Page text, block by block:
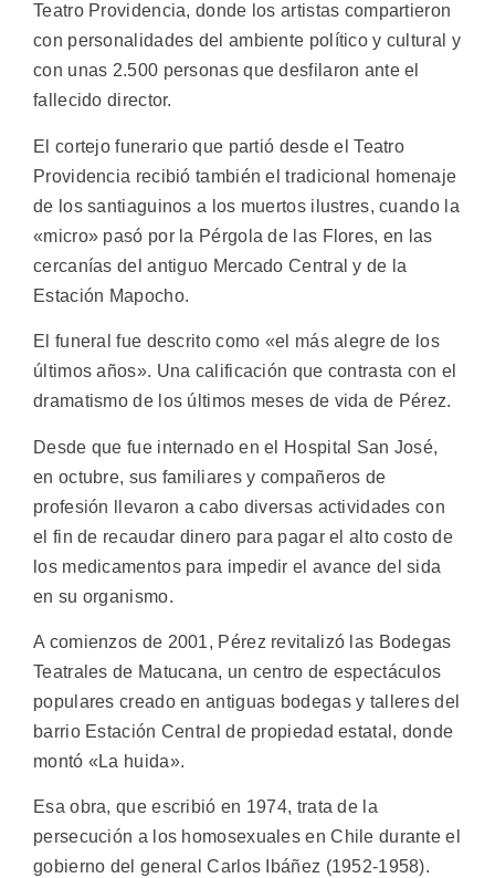
Teatro Providencia, donde los artistas compartieron
con personalidades del ambiente político y cultural y
con unas 2.500 personas que desfilaron ante el
fallecido director.
El cortejo funerario que partió desde el Teatro
Providencia recibió también el tradicional homenaje
de los santiaguinos a los muertos ilustres, cuando la
«micro» pasó por la Pérgola de las Flores, en las
cercanías del antiguo Mercado Central y de la
Estación Mapocho.
El funeral fue descrito como «el más alegre de los
últimos años». Una calificación que contrasta con el
dramatismo de los últimos meses de vida de Pérez.
Desde que fue internado en el Hospital San José,
en octubre, sus familiares y compañeros de
profesión llevaron a cabo diversas actividades con
el fin de recaudar dinero para pagar el alto costo de
los medicamentos para impedir el avance del sida
en su organismo.
A comienzos de 2001, Pérez revitalizó las Bodegas
Teatrales de Matucana, un centro de espectáculos
populares creado en antiguas bodegas y talleres del
barrio Estación Central de propiedad estatal, donde
montó «La huida».
Esa obra, que escribió en 1974, trata de la
persecución a los homosexuales en Chile durante el
gobierno del general Carlos Ibáñez (1952-1958).